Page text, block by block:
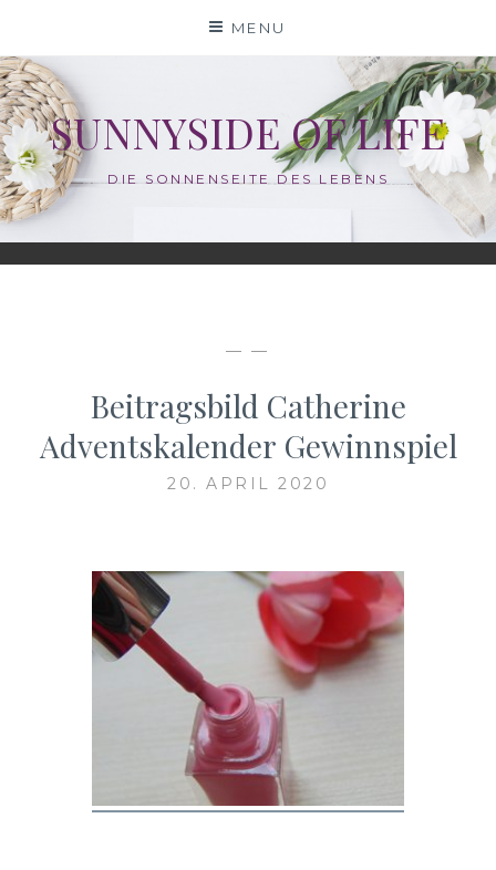
content
MENU
SUNNYSIDE OF LIFE
DIE SONNENSEITE DES LEBENS
— —
Beitragsbild Catherine
Adventskalender Gewinnspiel
20. APRIL 2020